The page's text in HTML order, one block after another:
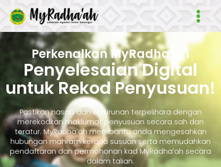
Main
Perkenalkan MyRadha’ah
Penyelesaian Digital
untuk Rekod Penyusuan!
Pastikan nasab dan keturunan terpelihara dengan
merekodkan maklumat penyusuan secara sah dan
teratur. MyRadha’ah membantu anda mengesahkan
hubungan mahram kerana susuan serta memudahkan
pendaftaran dan permohonan kad MyRadha’ah secara
dalam talian.